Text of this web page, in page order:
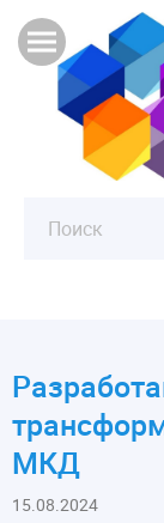
МКД
15.08.2024